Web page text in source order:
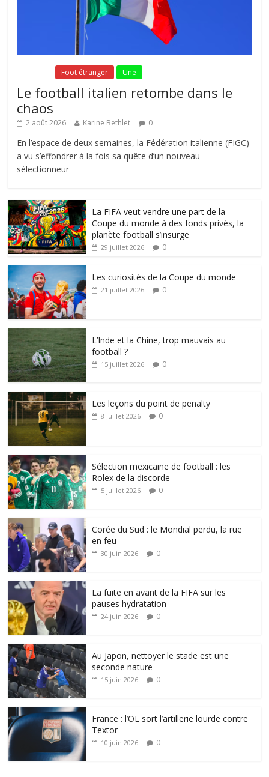
Foot étranger Une
Le football italien retombe dans le
chaos
2 août 2026 Karine Bethlet 0
En l’espace de deux semaines, la Fédération italienne (FIGC)
a vu s’effondrer à la fois sa quête d’un nouveau
sélectionneur
La FIFA veut vendre une part de la
Coupe du monde à des fonds privés, la
planète football s’insurge
29 juillet 2026 0
Les curiosités de la Coupe du monde
21 juillet 2026 0
L’Inde et la Chine, trop mauvais au
football ?
15 juillet 2026 0
Les leçons du point de penalty
8 juillet 2026 0
Sélection mexicaine de football : les
Rolex de la discorde
5 juillet 2026 0
Corée du Sud : le Mondial perdu, la rue
en feu
30 juin 2026 0
La fuite en avant de la FIFA sur les
pauses hydratation
24 juin 2026 0
Au Japon, nettoyer le stade est une
seconde nature
15 juin 2026 0
France : l’OL sort l’artillerie lourde contre
Textor
10 juin 2026 0